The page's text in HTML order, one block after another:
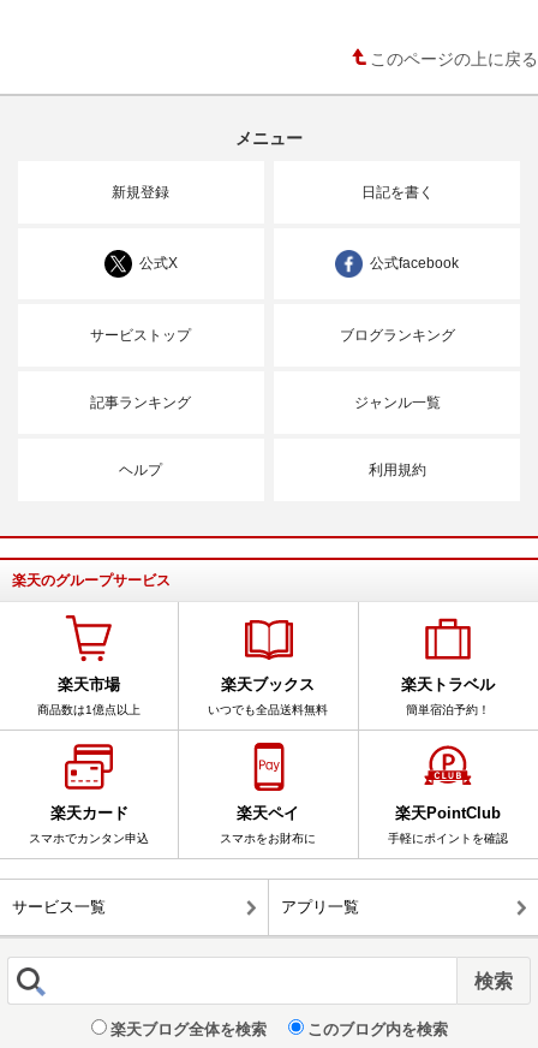
このページの上に戻る
メニュー
新規登録 日記を書く
公式X 公式facebook
サービストップ ブログランキング
記事ランキング ジャンル一覧
ヘルプ 利用規約
楽天のグループサービス
楽天市場
商品数は1億点以上
楽天ブックス
いつでも全品送料無料
楽天トラベル
簡単宿泊予約！
楽天カード
スマホでカンタン申込
楽天ペイ
スマホをお財布に
楽天PointClub
手軽にポイントを確認
サービス一覧 アプリ一覧
楽天ブログ全体を検索 このブログ内を検索